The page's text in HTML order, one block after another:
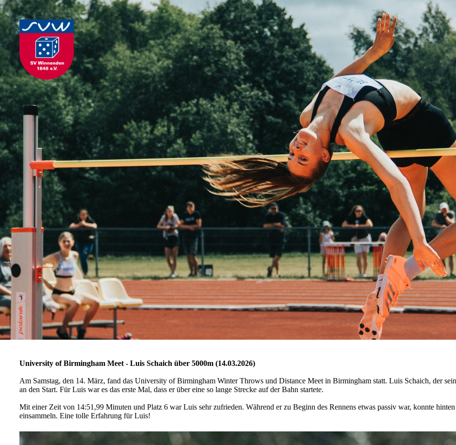
University of Birmingham Meet - Luis Schaich über 5000m (14.03.2026)
Am Samstag, den 14. März, fand das University of Birmingham Winter Throws und Distance Meet in Birmingham statt. Luis Schaich, der
an den Start. Für Luis war es das erste Mal, dass er über eine so lange Strecke auf der Bahn startete.
Mit einer Zeit von 14:51,99 Minuten und Platz 6 war Luis sehr zufrieden. Während er zu Beginn des Rennens etwas passiv war, konnte
einsammeln. Eine tolle Erfahrung für Luis!